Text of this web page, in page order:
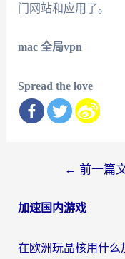
门网站和应用了。
mac 全局vpn
Spread the love
导
← 前一篇
加速国内游戏